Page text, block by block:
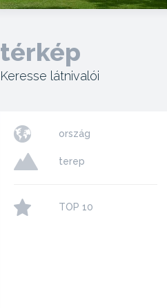
térkép
Keresse látnivalói
ország
terep
TOP 10